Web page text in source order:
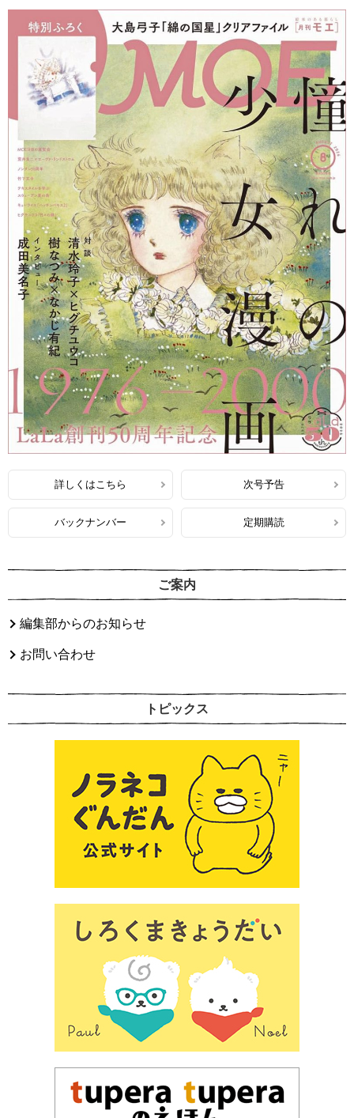
詳しくはこちら 次号予告
バックナンバー 定期購読
ご案内
編集部からのお知らせ
お問い合わせ
トピックス